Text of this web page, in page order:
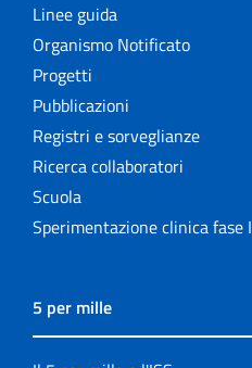
Linee guida
Organismo Notificato
Progetti
Pubblicazioni
Registri e sorveglianze
Ricerca collaboratori
Scuola
Sperimentazione clinica fase I
5 per mille